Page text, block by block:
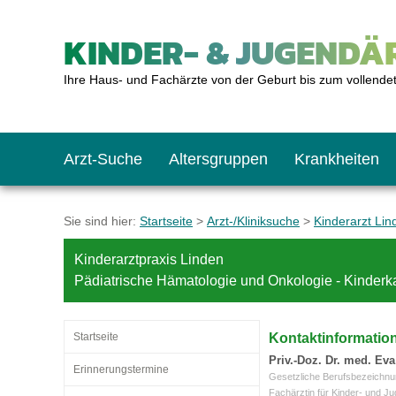
KINDER- &
Ihre Haus- und Fachärzte von der Geburt bis zum
Arzt-Suche Altersgruppen
Das erste Jahr
Kleinkinder
Schulkinder
Jugendliche
Krankheiten
Baby: U1 bis U6
Kleinkind: U7 bis
Schulkind: U10 bis
Teenager: J1 bis
Impfkalender
Impfen: Wann und
Was muss man
Impfreaktionen
Notrufnummern
Giftnotruf
Hausapotheke
Sofortmaßnahmen
Notdienste
Sozialpädiatrie
Gesundheitsämter
Link-Tipps
BMI-Rechner
Körpergrößen-
Blutdruckrechner
Wachstum-
Sie sind hier: Startseite > Arzt-/Kliniksuche > Kinderarzt
Kinderarztpraxis Linden
Pädiatrische Hämatologie und Onkologie -
Startseite
Erinnerungstermine
Priv.-Doz. Dr. med.
Gesetzliche
Fachärztin für Kinder- und